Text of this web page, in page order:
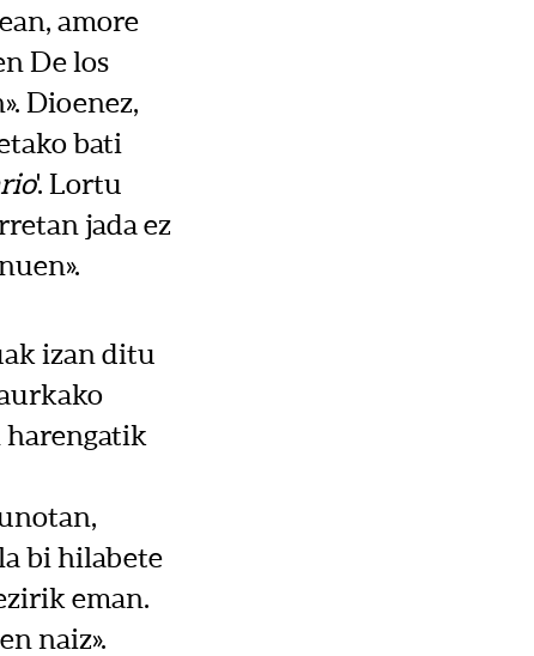
amore
De los
Dioenez,
bati
'. Lortu
jada ez
izan ditu
harengatik
bi hilabete
eman.
naiz».